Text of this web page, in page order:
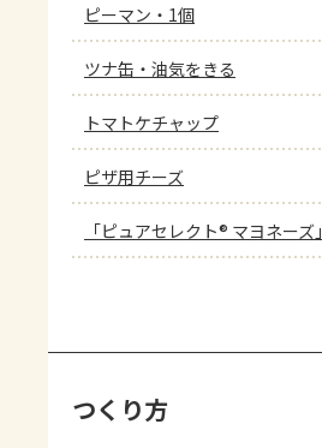
ピーマン・1個
ツナ缶・油気をきる
トマトケチャップ
ピザ用チーズ
「ピュアセレクト® マヨネーズ」
つくり方